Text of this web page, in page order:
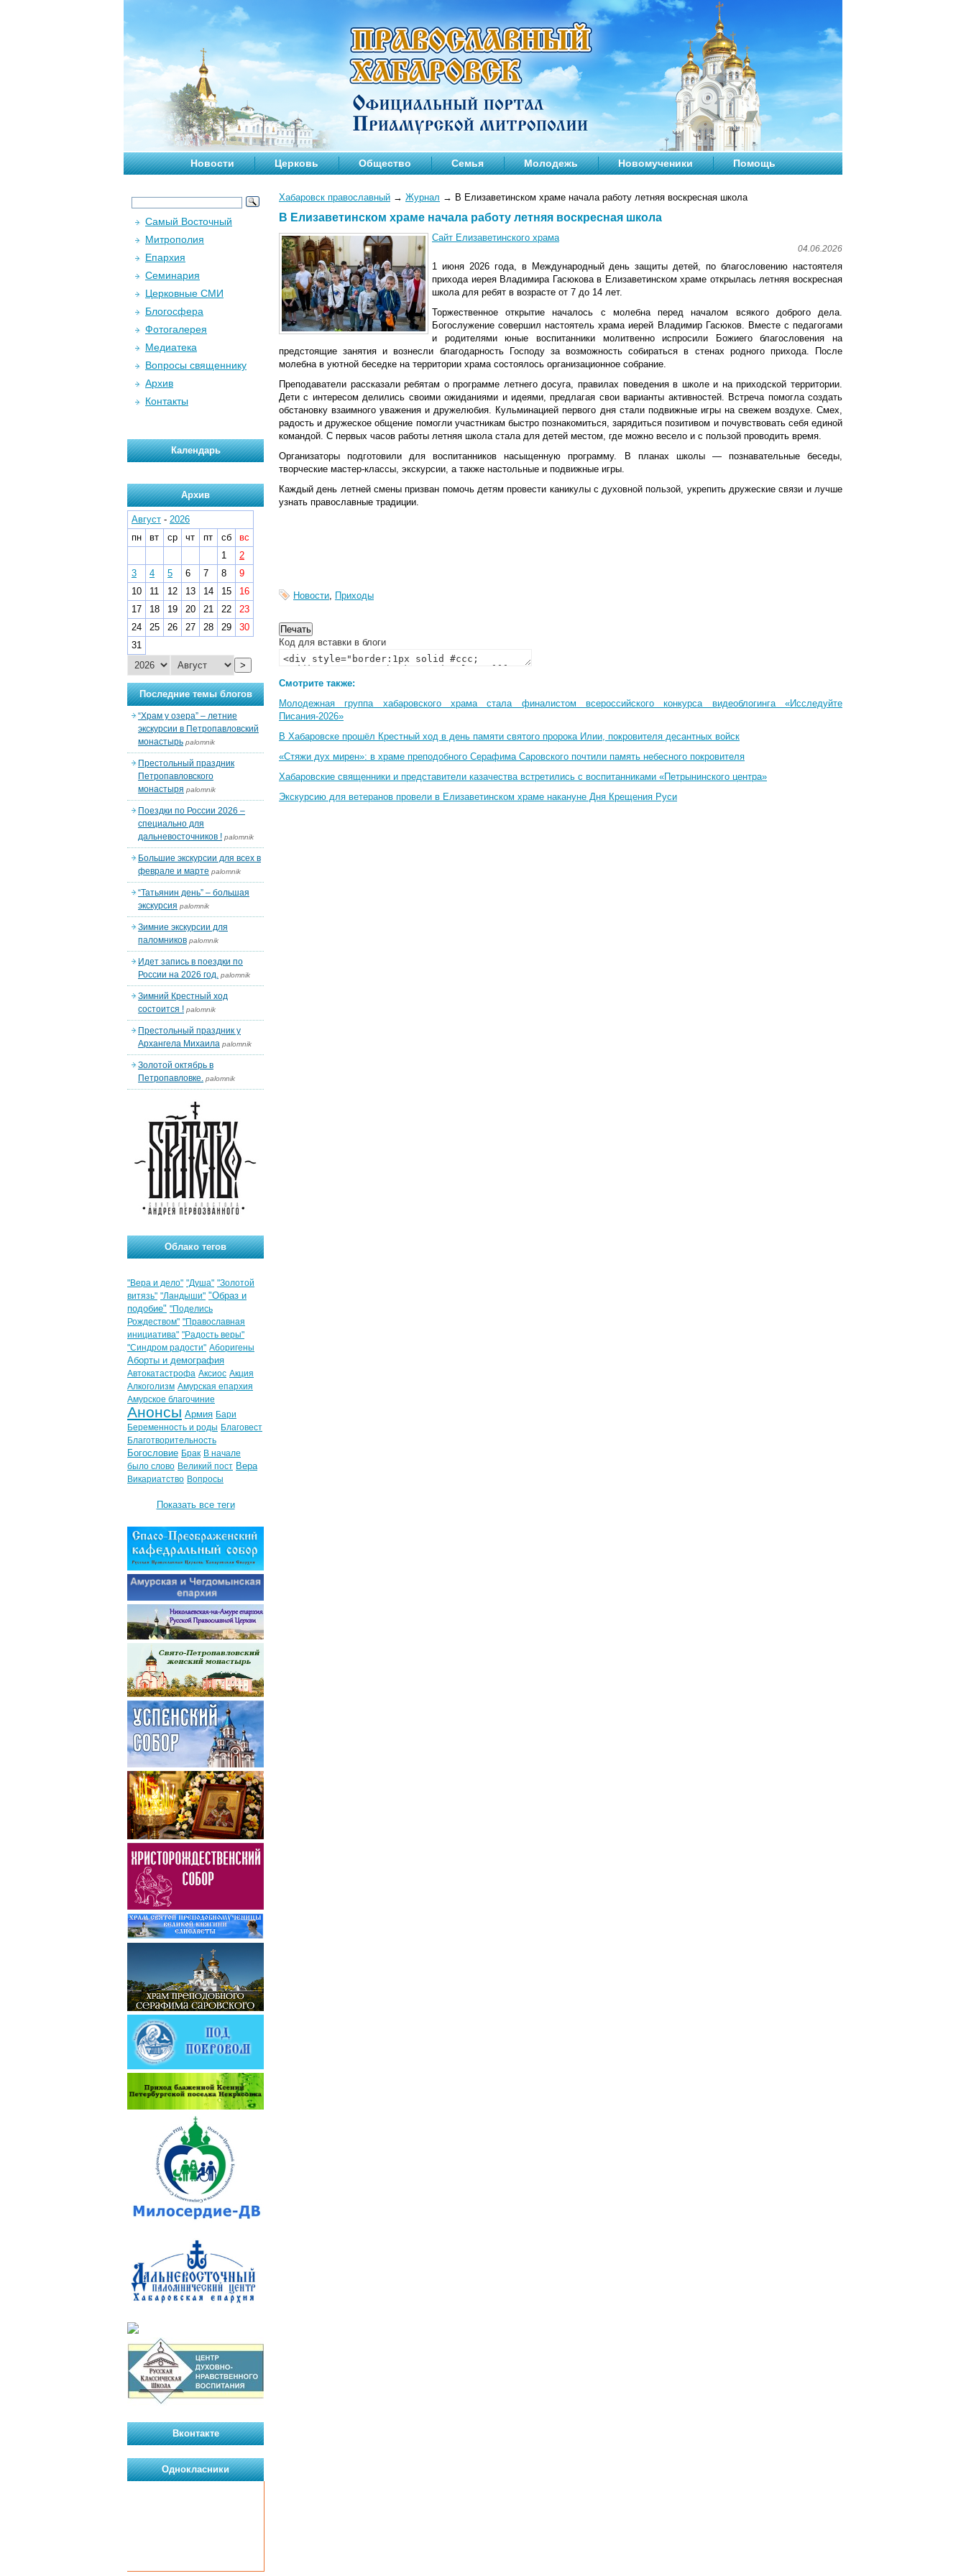
Новости Церковь Общество Семья Молодежь Новомученики Помощь
Хабаровск православный → Журнал → В Елизаветинском храме начала работу летняя воскресная школа
В Елизаветинском храме начала работу летняя воскресная школа
Сайт Елизаветинского храма
04.06.2026
1 июня 2026 года, в Международный день защиты детей, по благословению настоятеля
прихода иерея Владимира Гасюкова в Елизаветинском храме открылась летняя воскресная
школа для ребят в возрасте от 7 до 14 лет.
Торжественное открытие началось с молебна перед началом всякого доброго дела.
Богослужение совершил настоятель храма иерей Владимир Гасюков. Вместе с педагогами
и родителями юные воспитанники молитвенно испросили Божиего благословения на
предстоящие занятия и вознесли благодарность Господу за возможность собираться в стенах родного прихода. После
молебна в уютной беседке на территории храма состоялось организационное собрание.
Преподаватели рассказали ребятам о программе летнего досуга, правилах поведения в школе и на приходской территории.
Дети с интересом делились своими ожиданиями и идеями, предлагая свои варианты активностей. Встреча помогла создать
обстановку взаимного уважения и дружелюбия. Кульминацией первого дня стали подвижные игры на свежем воздухе. Смех,
радость и дружеское общение помогли участникам быстро познакомиться, зарядиться позитивом и почувствовать себя единой
командой. С первых часов работы летняя школа стала для детей местом, где можно весело и с пользой проводить время.
Организаторы подготовили для воспитанников насыщенную программу. В планах школы — познавательные беседы,
творческие мастер-классы, экскурсии, а также настольные и подвижные игры.
Каждый день летней смены призван помочь детям провести каникулы с духовной пользой, укрепить дружеские связи и лучше
узнать православные традиции.
Новости, Приходы
Код для вставки в блоги
Смотрите также:
Молодежная группа хабаровского храма стала финалистом всероссийского конкурса видеоблогинга «Исследуйте
Писания-2026»
В Хабаровске прошёл Крестный ход в день памяти святого пророка Илии, покровителя десантных войск
«Стяжи дух мирен»: в храме преподобного Серафима Саровского почтили память небесного покровителя
Хабаровские священники и представители казачества встретились с воспитанниками «Петрынинского центра»
Экскурсию для ветеранов провели в Елизаветинском храме накануне Дня Крещения Руси
Самый Восточный
Митрополия
Епархия
Семинария
Церковные СМИ
Блогосфера
Фотогалерея
Медиатека
Вопросы священнику
Архив
Контакты
Календарь
Архив
Август - 2026
пн
вт ср чт пт сб
вс
1
2
3
4 5 6 7 8
9
10
11 12 13 14 15
16
17
18 19 20 21 22
23
24
25 26 27 28 29
30
31
>
Последние темы блогов
“Храм у озера” – летние
экскурсии в Петропавловский
монастырь palomnik
Престольный праздник
Петропавловского
монастыря palomnik
Поездки по России 2026 –
специально для
дальневосточников ! palomnik
Большие экскурсии для всех в
феврале и марте palomnik
“Татьянин день” – большая
экскурсия palomnik
Зимние экскурсии для
паломников palomnik
Идет запись в поездки по
России на 2026 год. palomnik
Зимний Крестный ход
состоится ! palomnik
Престольный праздник у
Архангела Михаила palomnik
Золотой октябрь в
Петропавловке. palomnik
Облако тегов
"Вера и дело" "Душа" "Золотой
витязь" "Ландыши" "Образ и
подобие" "Поделись
Рождеством" "Православная
инициатива" "Радость веры"
"Синдром радости" Аборигены
Аборты и демография
Автокатастрофа Аксиос Акция
Алкоголизм Амурская епархия
Амурское благочиние
Анонсы Армия Бари
Беременность и роды Благовест
Благотворительность
Богословие Брак В начале
было слово Великий пост Вера
Викариатство Вопросы
Показать все теги
Вконтакте
Однокласники